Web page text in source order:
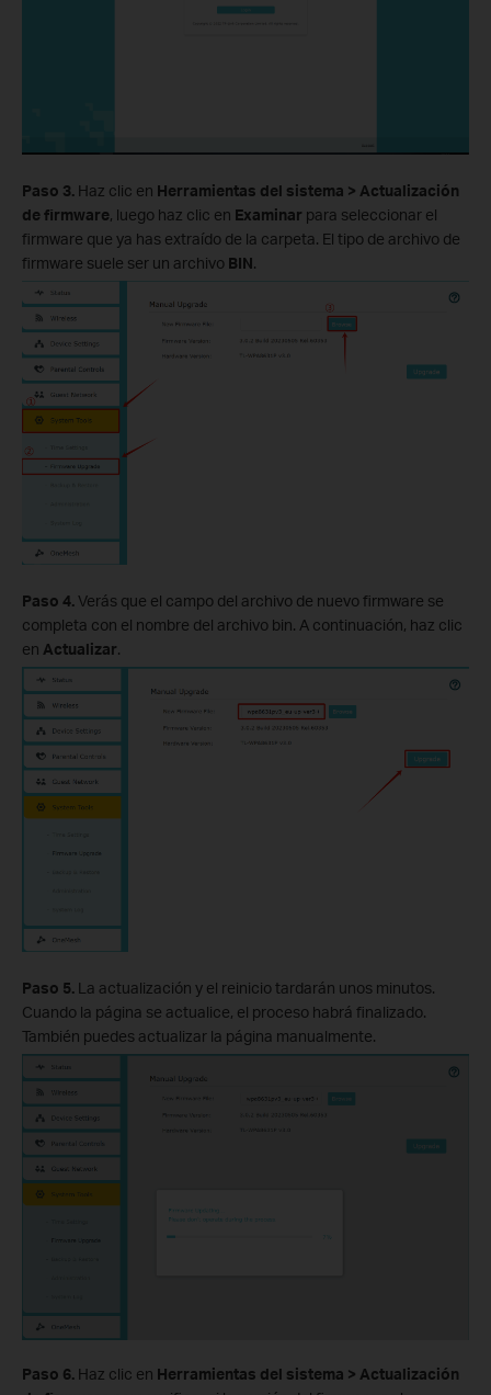
Paso 3. Haz clic en Herramientas del sistema > Actualización
de firmware, luego haz clic en Examinar para seleccionar el
firmware que ya has extraído de la carpeta. El tipo de archivo de
firmware suele ser un archivo BIN.
Paso 4.Verás que el campo del archivo de nuevo firmware se
completa con el nombre del archivo bin. A continuación, haz clic
en Actualizar.
Paso 5. La actualización y el reinicio tardarán unos minutos.
Cuando la página se actualice, el proceso habrá finalizado.
También puedes actualizar la página manualmente.
Paso 6. Haz clic en Herramientas del sistema > Actualización